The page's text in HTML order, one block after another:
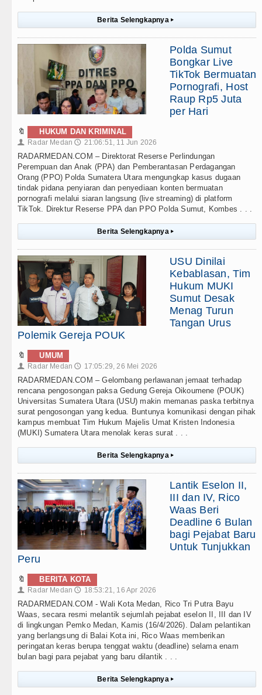
Berita Selengkapnya ▸
Polda Sumut
Bongkar Live
TikTok Bermuatan
Pornografi, Host
Raup Rp5 Juta
per Hari
🔖 HUKUM DAN KRIMINAL
👤 Radar Medan 🕔 21:06:51, 11 Jun 2026
RADARMEDAN.COM – Direktorat Reserse Perlindungan
Perempuan dan Anak (PPA) dan Pemberantasan Perdagangan
Orang (PPO) Polda Sumatera Utara mengungkap kasus dugaan
tindak pidana penyiaran dan penyediaan konten bermuatan
pornografi melalui siaran langsung (live streaming) di platform
TikTok. Direktur Reserse PPA dan PPO Polda Sumut, Kombes . . .
Berita Selengkapnya ▸
USU Dinilai
Kebablasan, Tim
Hukum MUKI
Sumut Desak
Menag Turun
Tangan Urus
Polemik Gereja POUK
🔖 UMUM
👤 Radar Medan 🕔 17:05:29, 26 Mei 2026
RADARMEDAN.COM – Gelombang perlawanan jemaat terhadap
rencana pengosongan paksa Gedung Gereja Oikoumene (POUK)
Universitas Sumatera Utara (USU) makin memanas paska terbitnya
surat pengosongan yang kedua. Buntunya komunikasi dengan pihak
kampus membuat Tim Hukum Majelis Umat Kristen Indonesia
(MUKI) Sumatera Utara menolak keras surat . . .
Berita Selengkapnya ▸
Lantik Eselon II,
III dan IV, Rico
Waas Beri
Deadline 6 Bulan
bagi Pejabat Baru
Untuk Tunjukkan
Peru
🔖 BERITA KOTA
👤 Radar Medan 🕔 18:53:21, 16 Apr 2026
RADARMEDAN.COM - Wali Kota Medan, Rico Tri Putra Bayu
Waas, secara resmi melantik sejumlah pejabat eselon II, III dan IV
di lingkungan Pemko Medan, Kamis (16/4/2026). Dalam pelantikan
yang berlangsung di Balai Kota ini, Rico Waas memberikan
peringatan keras berupa tenggat waktu (deadline) selama enam
bulan bagi para pejabat yang baru dilantik . . .
Berita Selengkapnya ▸